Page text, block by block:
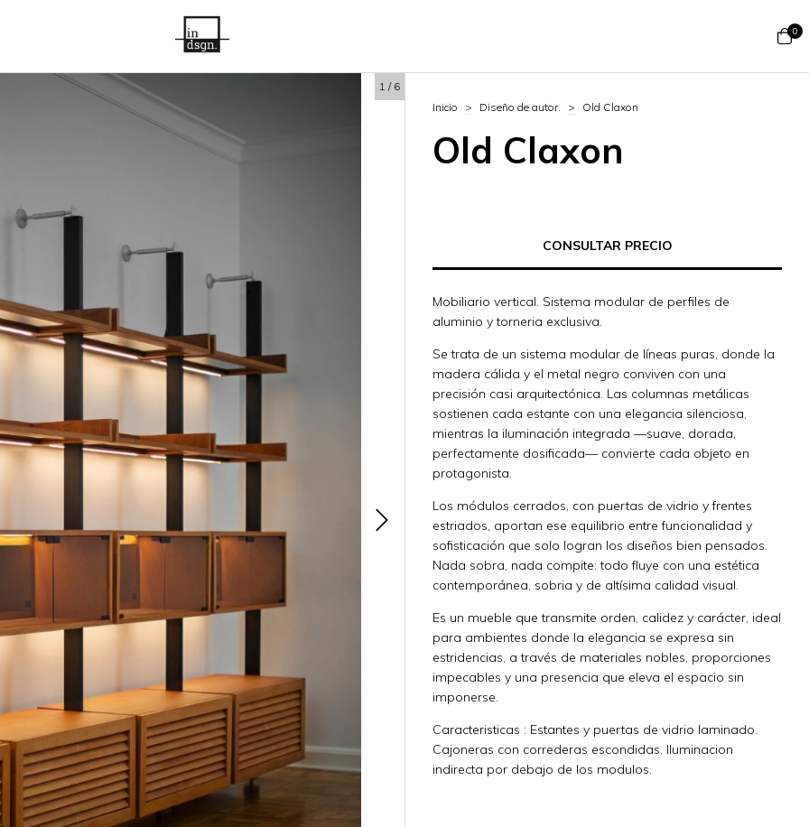
0
1 / 6
Inicio
> Diseño de autor. > Old Claxon
Old Claxon
Mobiliario vertical. Sistema modular de perfiles de
aluminio y torneria exclusiva.
Se trata de un sistema modular de líneas puras, donde la
madera cálida y el metal negro conviven con una
precisión casi arquitectónica. Las columnas metálicas
sostienen cada estante con una elegancia silenciosa,
mientras la iluminación integrada —suave, dorada,
perfectamente dosificada— convierte cada objeto en
protagonista.
Los módulos cerrados, con puertas de vidrio y frentes
estriados, aportan ese equilibrio entre funcionalidad y
sofisticación que solo logran los diseños bien pensados.
Nada sobra, nada compite: todo fluye con una estética
contemporánea, sobria y de altísima calidad visual.
Es un mueble que transmite orden, calidez y carácter, ideal
para ambientes donde la elegancia se expresa sin
estridencias, a través de materiales nobles, proporciones
impecables y una presencia que eleva el espacio sin
imponerse.
Caracteristicas : Estantes y puertas de vidrio laminado.
Cajoneras con correderas escondidas. Iluminacion
indirecta por debajo de los modulos.